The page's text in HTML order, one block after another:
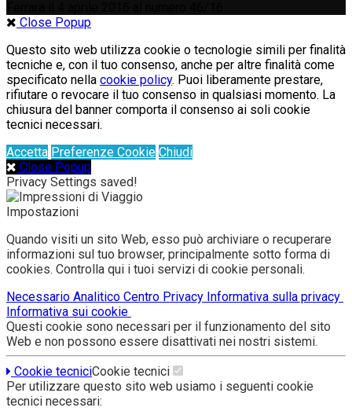
Close Popup
Questo sito web utilizza cookie o tecnologie simili per finalità
tecniche e, con il tuo consenso, anche per altre finalità come
specificato nella cookie policy. Puoi liberamente prestare,
rifiutare o revocare il tuo consenso in qualsiasi momento. La
chiusura del banner comporta il consenso ai soli cookie
tecnici necessari.
Accetta Preferenze Cookie Chiudi
Close Popup
Privacy Settings saved!
Impostazioni
Quando visiti un sito Web, esso può archiviare o recuperare
informazioni sul tuo browser, principalmente sotto forma di
cookies. Controlla qui i tuoi servizi di cookie personali.
Necessario Analitico Centro Privacy Informativa sulla privacy
Informativa sui cookie
Questi cookie sono necessari per il funzionamento del sito
Web e non possono essere disattivati nei nostri sistemi.
Cookie tecniciCookie tecnici
Per utilizzare questo sito web usiamo i seguenti cookie
tecnici necessari: